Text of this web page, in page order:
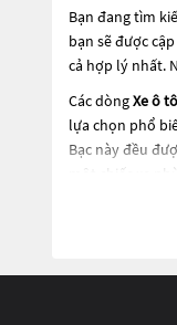
Bạn đang tìm
bạn sẽ được
cả hợp lý nhất.
Các dòngXe ô
lựa chọn phổ
Bạc này đều
một chiếc xe